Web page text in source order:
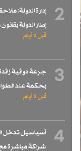
2
إدارة الدولة:
إطار الدولة
قبل 2 أيام
3
جرعة دوائية
بحكمة عند
قبل 2 أيام
4
آسياسيل تدخل
شراكة مباشرة مع